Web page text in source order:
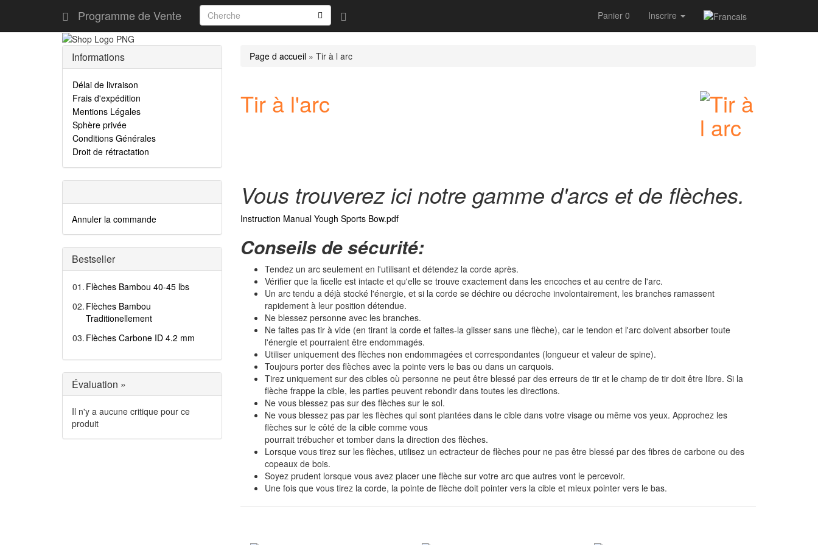
Programme de Vente Inscrire
Panier 0
Page d accueil » Tir à l arc
Tir à l'arc
Vous trouverez ici notre gamme d'arcs et de flèches.
Instruction Manual Yough Sports Bow.pdf
Conseils de sécurité:
Tendez un arc seulement en l'utilisant et détendez la corde après.
Vérifier que la ficelle est intacte et qu'elle se trouve exactement dans les encoches et au centre de l'arc.
Un arc tendu a déjà stocké l'énergie, et si la corde se déchire ou décroche involontairement, les branches ramassent
rapidement à leur position détendue.
Ne blessez personne avec les branches.
Ne faites pas tir à vide (en tirant la corde et faites-la glisser sans une flèche), car le tendon et l'arc doivent absorber toute
l'énergie et pourraient être endommagés.
Utiliser uniquement des flèches non endommagées et correspondantes (longueur et valeur de spine).
Toujours porter des flèches avec la pointe vers le bas ou dans un carquois.
Tirez uniquement sur des cibles où personne ne peut être blessé par des erreurs de tir et le champ de tir doit être libre. Si la
flèche frappe la cible, les parties peuvent rebondir dans toutes les directions.
Ne vous blessez pas sur des flèches sur le sol.
Ne vous blessez pas par les flèches qui sont plantées dans le cible dans votre visage ou même vos yeux. Approchez les
flèches sur le côté de la cible comme vous
pourrait trébucher et tomber dans la direction des flèches.
Lorsque vous tirez sur les flèches, utilisez un ectracteur de flèches pour ne pas être blessé par des fibres de carbone ou des
copeaux de bois.
Soyez prudent lorsque vous avez placer une flèche sur votre arc que autres vont le percevoir.
Une fois que vous tirez la corde, la pointe de flèche doit pointer vers la cible et mieux pointer vers le bas.
Informations
Délai de livraison
Frais d'expédition
Mentions Légales
Sphère privée
Conditions Générales
Droit de rétractation
Annuler la commande
Bestseller
01. Flèches Bambou 40-45 lbs
02. Flèches Bambou
Traditionellement
03. Flèches Carbone ID 4.2 mm
Évaluation »
Il n'y a aucune critique pour ce
produit